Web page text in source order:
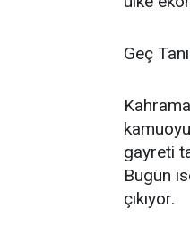
Geç
gayreti
Bugün
çıkıyor.